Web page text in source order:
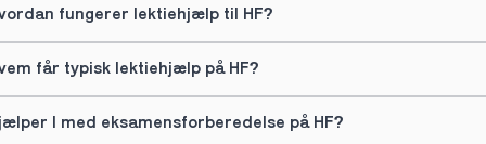
fungerer lektiehjælp til HF?
får typisk lektiehjælp på HF?
I med eksamensforberedelse på HF?